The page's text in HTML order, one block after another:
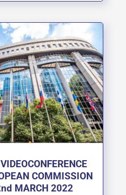
COMMISSION
MARCH 2022